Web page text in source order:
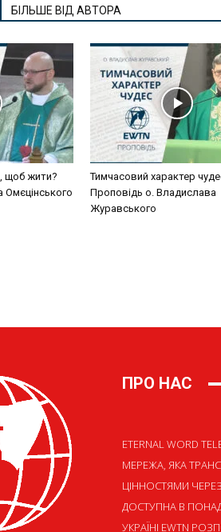
БІЛЬШЕ ВІД АВТОРА
щоб жити?
Тимчасовий характер
Проповідь о. Владислава
Журавського
ПРО НАС
ETERNAL WORD
МЕРЕЖА, ЯКА
ЦІННОСТЯМИ
ДОСТУПНА В
УКРАЇНІ EWTN